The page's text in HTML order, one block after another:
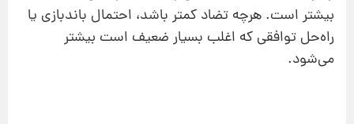
بیشتر است. هرچه تضاد کمتر باشد، احتمال باندبازی یا
راه‌حل توافقی که اغلب بسیار ضعیف است بیشتر
می‌شود.